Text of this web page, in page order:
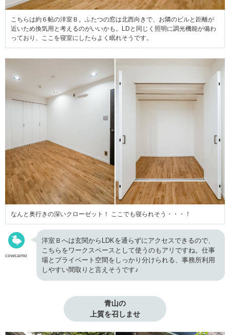
こちらは約６帖の洋室Ｂ。ふたつの窓は北西向きで、お隣のビルと距離が
近いため換気用と考えるのがいいかも。LDと同じく照明に調光機能が備わ
っており、ここを寝室にしたらよく眠れそうです。
なんと奥行きの深いクローゼット！ ここでも寝られそう・・・！
cowcamo
洋室Ｂへは玄関からLDKを通らずにアクセスできるので、
こちらをワークスペースとして使うのもアリですね。仕事
場とプライベート空間をしっかり分けられる、事務所利用
しやすい間取りと言えそうです♪
青山の
上質を召しませ